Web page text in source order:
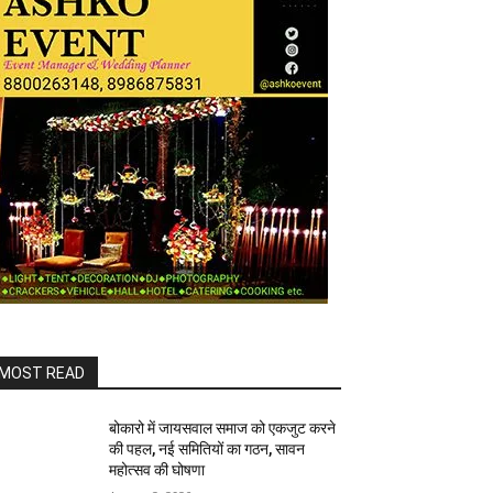
READ
बोकारो में जायसवाल समाज को एकजुट करने
की पहल, नई समितियों का गठन, सावन
महोत्सव की घोषणा